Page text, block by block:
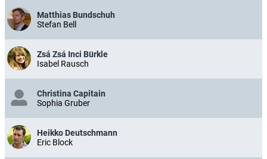
Matthias Bundschuh
Stefan Bell
Zsá Zsá Inci Bürkle
Isabel Rausch
Christina Capitain
Sophia Gruber
Heikko Deutschmann
Eric Block